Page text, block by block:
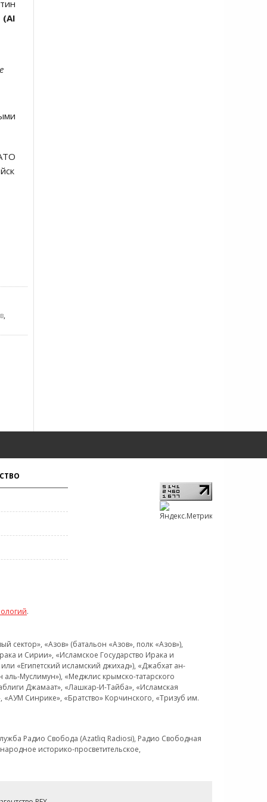
(AI
,
.
«Азов» (батальон «Азов», полк «Азов»),
и Сирии», «Исламское Государство Ирака и
«Египетский исламский джихад»), «Джабхат ан-
Муслимун»), «Меджлис крымско-татарского
Джамаат», «Лашкар-И-Тайба», «Исламская
Синрике», «Братство» Корчинского, «Тризуб им.
Радио Свобода (Azatliq Radiosi), Радио Свободная
историко-просветительское,